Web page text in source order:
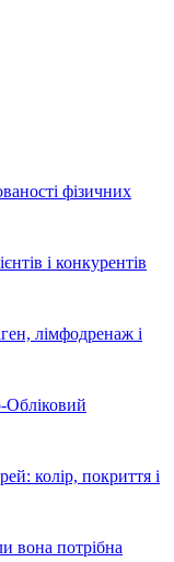
фізичних
і конкурентів
лімфодренаж і
колір, покриття і
вона потрібна